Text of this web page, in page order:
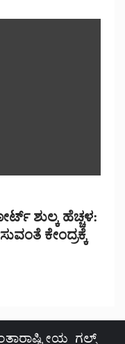
ಶುಲ್ಕ ಹೆಚ್ಚಳ:
ಕೇಂದ್ರಕ್ಕೆ
ಗಲ್ಫ್